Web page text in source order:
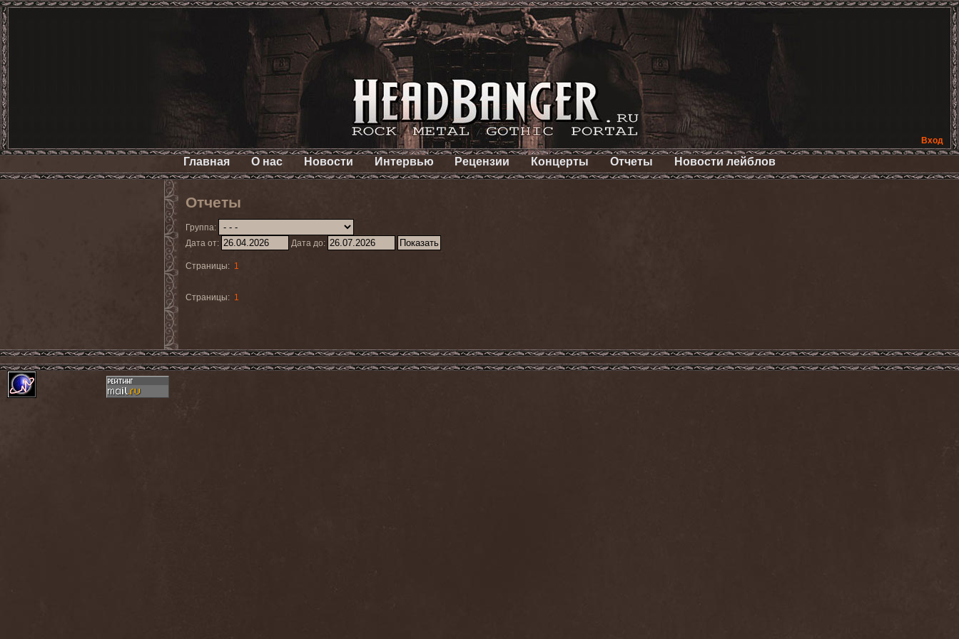
Вход
Главная О нас Новости Интервью Рецензии Концерты Отчеты Новости лейблов
Отчеты
Группа:
Дата от:
Дата до:
Страницы: 1
Страницы: 1